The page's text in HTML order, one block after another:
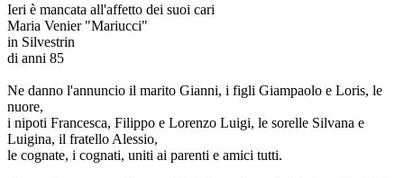
Ieri è mancata all'affetto dei suoi cari
Maria Venier "Mariucci"
in Silvestrin
di anni 85
Ne danno l'annuncio il marito Gianni, i figli Giampaolo e Loris, le
nuore,
i nipoti Francesca, Filippo e Lorenzo Luigi, le sorelle Silvana e
Luigina, il fratello Alessio,
le cognate, i cognati, uniti ai parenti e amici tutti.